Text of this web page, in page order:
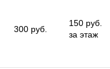
300 руб.
150 руб.
за этаж